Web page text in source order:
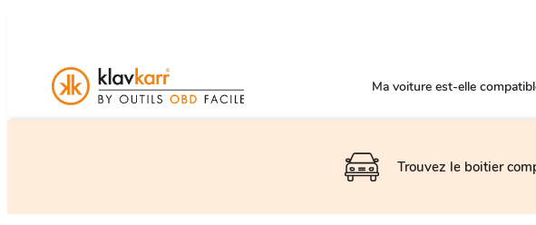
Ma voiture est-elle
Trouvez le boitier